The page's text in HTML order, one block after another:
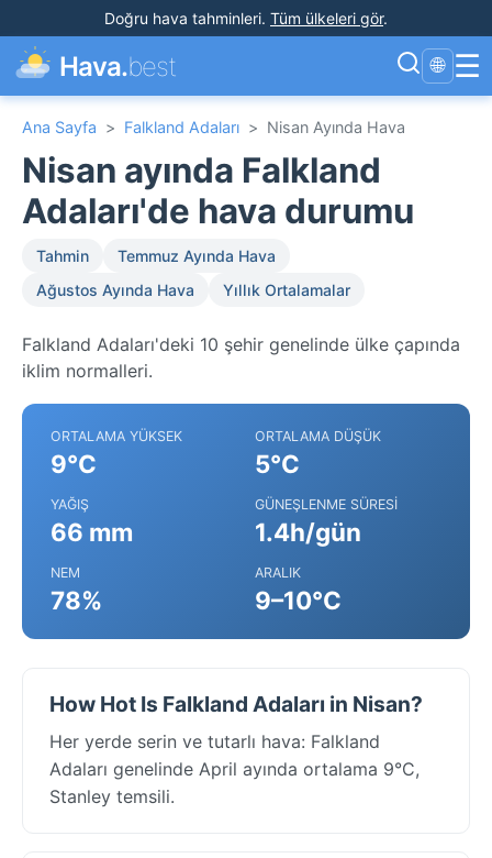
Doğru hava tahminleri. Tüm ülkeleri gör.
Hava.best 🌐 ☰
Ana Sayfa > Falkland Adaları > Nisan Ayında Hava
Nisan ayında Falkland
Adaları'de hava durumu
Tahmin
Temmuz Ayında Hava
Ağustos Ayında Hava
Yıllık Ortalamalar
Falkland Adaları'deki 10 şehir genelinde ülke çapında
iklim normalleri.
ORTALAMA YÜKSEK
9°C
ORTALAMA DÜŞÜK
5°C
YAĞIŞ
66 mm
GÜNEŞLENME SÜRESI
1.4h/gün
NEM
78%
ARALIK
9–10°C
How Hot Is Falkland Adaları in Nisan?
Her yerde serin ve tutarlı hava: Falkland
Adaları genelinde April ayında ortalama 9°C,
Stanley temsili.